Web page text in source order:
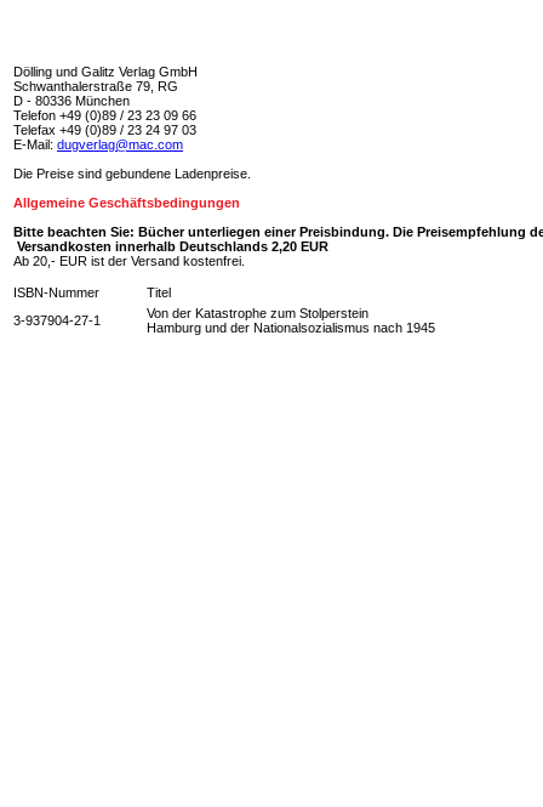
Dölling und Galitz Verlag GmbH
Schwanthalerstraße 79, RG
D - 80336 München
Telefon +49 (0)89 / 23 23 09 66
Telefax +49 (0)89 / 23 24 97 03
E-Mail: dugverlag@mac.com
Die Preise sind gebundene Ladenpreise.
Allgemeine Geschäftsbedingungen
Bitte beachten Sie: Bücher unterliegen einer Preisbindung. Die Preisempfehlung
Versandkosten innerhalb Deutschlands 2,20 EUR
Ab 20,- EUR ist der Versand kostenfrei.
ISBN-Nummer
Titel
3-937904-27-1
Von der Katastrophe zum Stolperstein
Hamburg und der Nationalsozialismus nach 1945